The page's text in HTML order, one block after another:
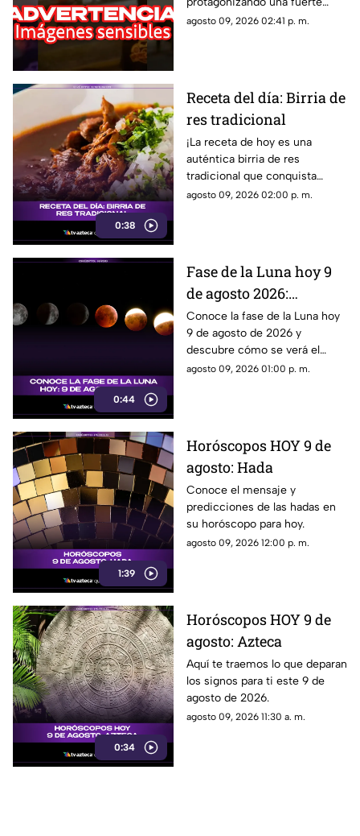
viralizó
pelea en plena vía pública; esto
agosto 09, 2026 02:41 p. m.
0:38
Receta del día: Birria de
res tradicional
¡La receta de hoy es una
auténtica birria de res
tradicional que conquista
desde el primer bocado!
agosto 09, 2026 02:00 p. m.
0:44
Fase de la Luna hoy 9
de agosto 2026:
descubre cómo lucirá el
satélite esta noche
Conoce la fase de la Luna hoy
9 de agosto de 2026 y
descubre cómo se verá el
satélite natural durante la
agosto 09, 2026 01:00 p. m.
1:39
Horóscopos HOY 9 de
agosto: Hada
Conoce el mensaje y
predicciones de las hadas en
su horóscopo para hoy.
agosto 09, 2026 12:00 p. m.
0:34
Horóscopos HOY 9 de
agosto: Azteca
Aquí te traemos lo que deparan
los signos para ti este 9 de
agosto de 2026.
agosto 09, 2026 11:30 a. m.